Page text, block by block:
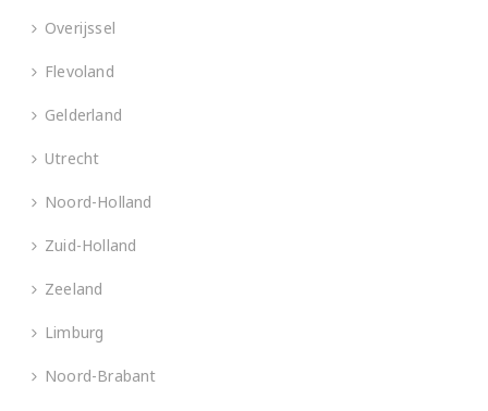
Overijssel
Flevoland
Gelderland
Utrecht
Noord-Holland
Zuid-Holland
Zeeland
Limburg
Noord-Brabant